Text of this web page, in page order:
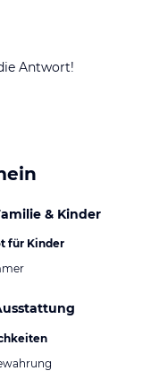
Antwort!
& Kinder
für Kinder